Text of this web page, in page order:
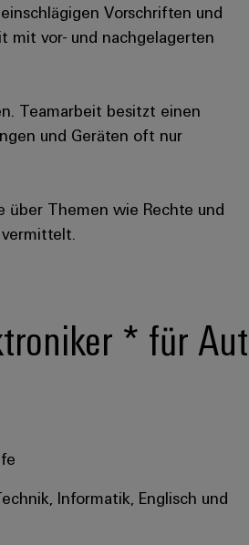
Vorschriften und
mit vor- und nachgelagerten
Teamarbeit besitzt einen
und Geräten oft nur
über Themen wie Rechte und
* für
Informatik, Englisch und